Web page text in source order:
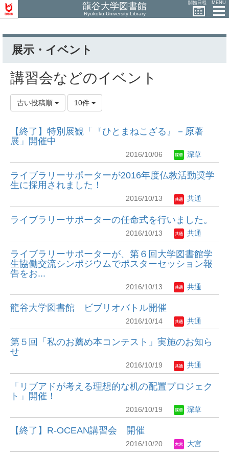
龍谷大学図書館
Ryukoku University Library
開館日程 MENU
展示・イベント
講習会などのイベント
古い投稿順 10件
【終了】特別展観「『ひとまねこざる』－原著
展」開催中
2016/10/06 深草
ライブラリーサポーターが2016年度仏教活動奨学
生に採用されました！
2016/10/13 共通
ライブラリーサポーターの任命式を行いました。
2016/10/13 共通
ライブラリーサポーターが、第６回大学図書館学
生協働交流シンポジウムでポスターセッション報
告をお...
2016/10/13 共通
龍谷大学図書館 ビブリオバトル開催
2016/10/14 共通
第５回「私のお薦め本コンテスト」実施のお知ら
せ
2016/10/19 共通
「リブアドが考える理想的な机の配置プロジェク
ト」開催！
2016/10/19 深草
【終了】R-OCEAN講習会 開催
2016/10/20 大宮